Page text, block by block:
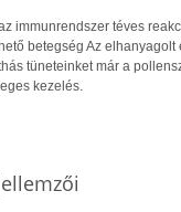
immunrendszer téves
betegség Az
tüneteinket már a
kezelés.